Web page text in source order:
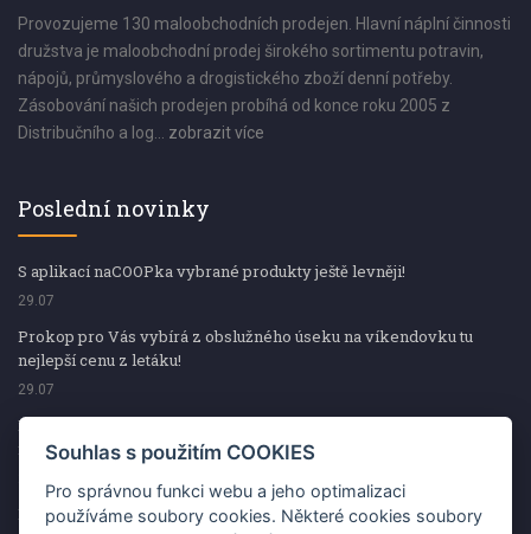
Provozujeme 130 maloobchodních prodejen. Hlavní náplní činnosti
družstva je maloobchodní prodej širokého sortimentu potravin,
nápojů, průmyslového a drogistického zboží denní potřeby.
Zásobování našich prodejen probíhá od konce roku 2005 z
Distribučního a log... zobrazit více
Poslední novinky
S aplikací naCOOPka vybrané produkty ještě levněji!
29.07
Prokop pro Vás vybírá z obslužného úseku na víkendovku tu
nejlepší cenu z letáku!
29.07
Prokop pro Vás vybírá z obslužného úseku na víkendovku tu
nejlepší cenu z letáku!
Kup špekáčky od Váhaly a vyhraj s naCOOPkou sekerku Fiskars
Souhlas s použitím COOKIES
Pro správnou funkci webu a jeho optimalizaci
používáme soubory cookies. Některé cookies soubory